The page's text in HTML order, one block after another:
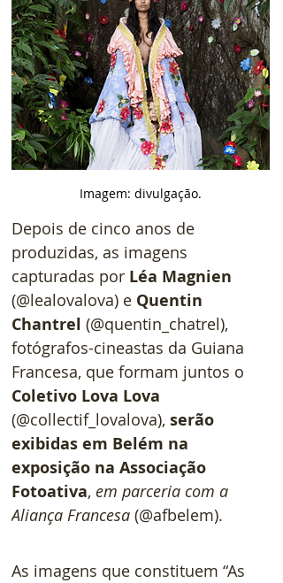
Imagem: divulgação.
Depois de cinco anos de
produzidas, as imagens
capturadas por Léa Magnien
(@lealovalova) e Quentin
Chantrel (@quentin_chatrel),
fotógrafos-cineastas da Guiana
Francesa, que formam juntos o
Coletivo Lova Lova
(@collectif_lovalova), serão
exibidas em Belém na
exposição na Associação
Fotoativa, em parceria com a
Aliança Francesa (@afbelem).
As imagens que constituem “As